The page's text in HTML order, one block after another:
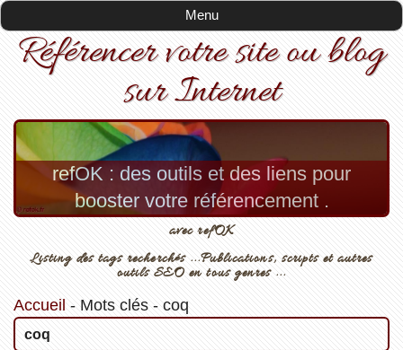
Menu
Référencer votre site ou blog
sur Internet
refOK : des outils et des liens pour
booster votre référencement .
avec refOK
Listing des tags recherchés ...Publications, scripts et autres
outils SEO en tous genres ...
Accueil - Mots clés- coq
coq